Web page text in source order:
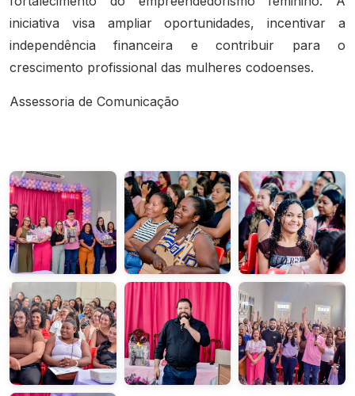
iniciativa visa ampliar oportunidades, incentivar a
independência financeira e contribuir para o
crescimento profissional das mulheres codoenses.
Assessoria de Comunicação